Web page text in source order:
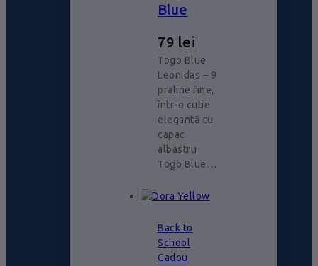
Blue
79 lei
Togo Blue
Leonidas – 9
praline fine,
într-o cutie
elegantă cu
capac
albastru
Togo Blue…
Back to
School
Cadou